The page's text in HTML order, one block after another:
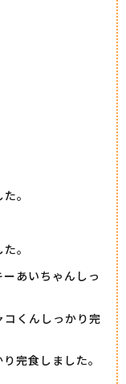
。
。
あいちゃんしっ
くんしっかり完
完食しました。